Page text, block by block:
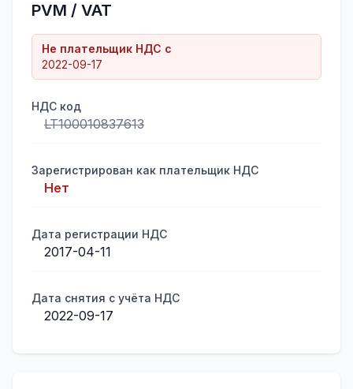
PVM / VAT
Не плательщик НДС с
2022-09-17
НДС код
LT100010837613
Зарегистрирован как плательщик НДС
Нет
Дата регистрации НДС
2017-04-11
Дата снятия с учёта НДС
2022-09-17